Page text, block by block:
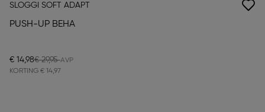
SLOGGI SOFT ADAPT
PUSH-UP BEHA
€ 14,98€ 29,95
KORTING € 14,97